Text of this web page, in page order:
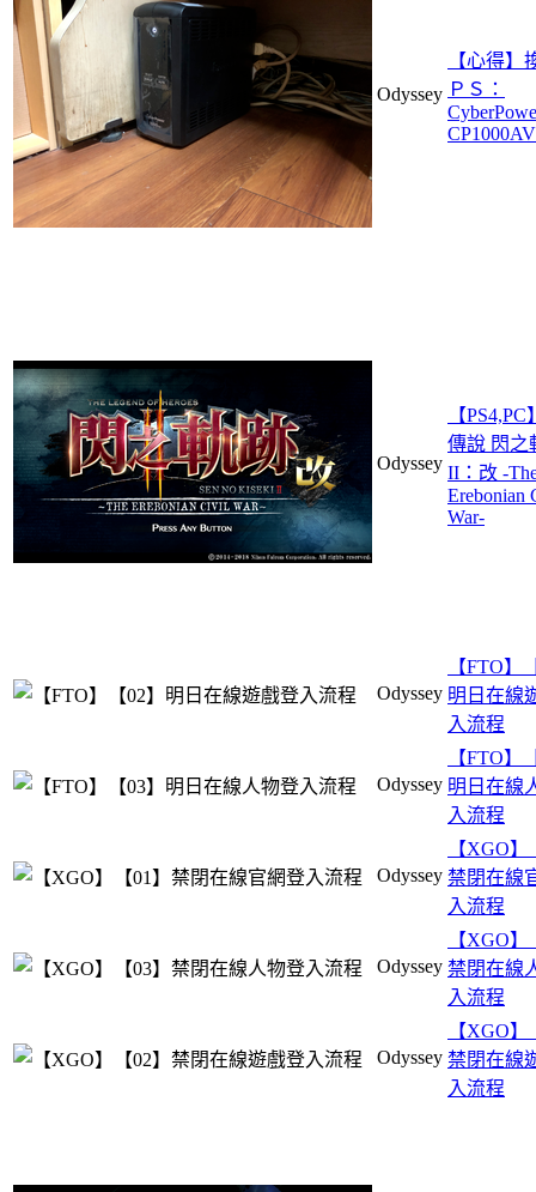
Odyssey
【心得】
ＰＳ：
Odyssey
【
傳說 閃之
II：改 -
Erebonian
War-
Odyssey
【FTO】
明日在線
入流程
Odyssey
【FTO】
明日在線
入流程
Odyssey
【XGO】
禁閉在線
入流程
Odyssey
【XGO】
禁閉在線
入流程
Odyssey
【XGO】
禁閉在線
入流程